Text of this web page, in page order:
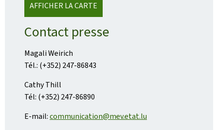
AFFICHER LA CARTE
Contact presse
Magali Weirich
Tél.: (+352) 247-86843
Cathy Thill
Tél: (+352) 247-86890
E-mail:communication@mev.etat.lu